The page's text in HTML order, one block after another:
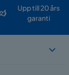
Upp till 20 års
garanti